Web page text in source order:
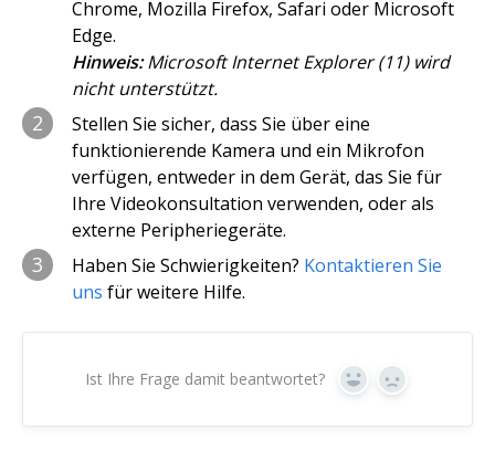
Chrome, Mozilla Firefox, Safari oder Microsoft
Edge.
Hinweis:Microsoft Internet Explorer (11) wird
nicht unterstützt.
2
Stellen Sie sicher, dass Sie über eine
funktionierende Kamera und ein Mikrofon
verfügen, entweder in dem Gerät, das Sie für
Ihre Videokonsultation verwenden, oder als
externe Peripheriegeräte.
3 Haben Sie Schwierigkeiten? Kontaktieren Sie
uns für weitere Hilfe.
Ist Ihre Frage damit beantwortet? Ja Nein